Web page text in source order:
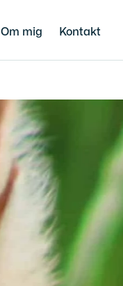
Om mig Kontakt